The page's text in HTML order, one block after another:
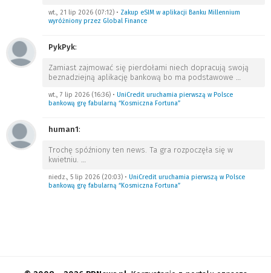
wt., 21 lip 2026 (07:12) • Zakup eSIM w aplikacji Banku Millennium
wyróżniony przez Global Finance
PykPyk:
Zamiast zajmować się pierdołami niech dopracują swoją
beznadziejną aplikację bankową bo ma podstawowe …
wt., 7 lip 2026 (16:36) • UniCredit uruchamia pierwszą w Polsce
bankową grę fabularną “Kosmiczna Fortuna”
human1:
Trochę spóźniony ten news. Ta gra rozpoczęła się w
kwietniu. …
niedz., 5 lip 2026 (20:03) • UniCredit uruchamia pierwszą w Polsce
bankową grę fabularną “Kosmiczna Fortuna”